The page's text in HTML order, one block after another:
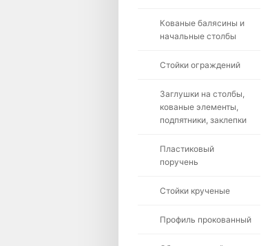
Кованые балясины и
начальные столбы
Стойки ограждений
Заглушки на столбы,
кованые элементы,
подпятники, заклепки
Пластиковый
поручень
Стойки крученые
Профиль прокованный